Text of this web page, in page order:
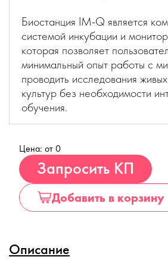
Биостанция IM-Q является
системой инкубации и
которая позволяет
минимальный опыт работы с
проводить исследования
культур без необходимости
обучения.
Цена: от 0
Запросить КП
Добавить в корзину
Описание